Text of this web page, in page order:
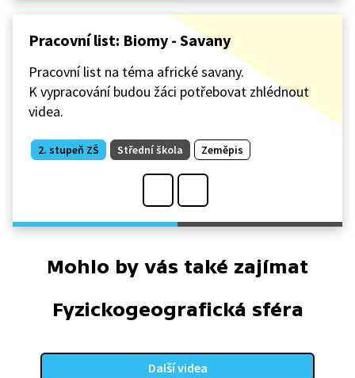
Pracovní list: Biomy - Savany
Pracovní list na téma africké savany.
K vypracování budou žáci potřebovat zhlédnout
videa.
2. stupeň ZŠ Střední škola Zeměpis
Mohlo by vás také zajímat
Fyzickogeografická sféra
Další videa